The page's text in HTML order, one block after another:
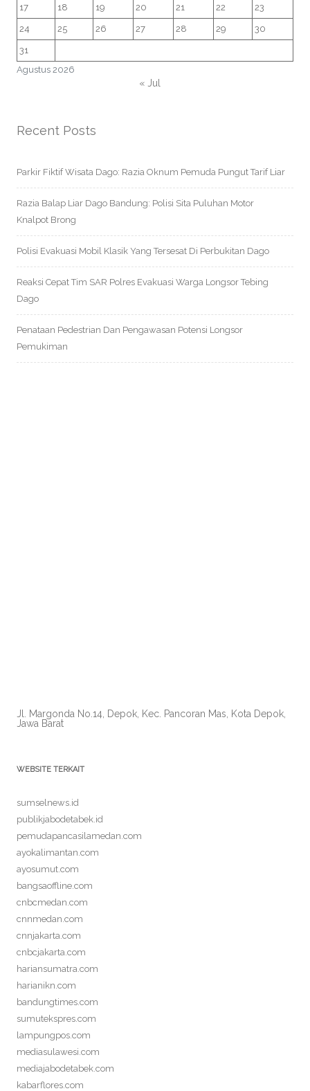
Agustus 2026
17 18 19 20 21 22 23
24 25 26 27 28 29 30
31
« Jul
Recent Posts
Parkir Fiktif Wisata Dago: Razia Oknum Pemuda Pungut Tarif Liar
Razia Balap Liar Dago Bandung: Polisi Sita Puluhan Motor
Knalpot Brong
Polisi Evakuasi Mobil Klasik Yang Tersesat Di Perbukitan Dago
Reaksi Cepat Tim SAR Polres Evakuasi Warga Longsor Tebing
Dago
Penataan Pedestrian Dan Pengawasan Potensi Longsor
Pemukiman
Jl. Margonda No.14, Depok, Kec. Pancoran Mas, Kota Depok,
Jawa Barat
WEBSITE TERKAIT
sumselnews.id
publikjabodetabek.id
pemudapancasilamedan.com
ayokalimantan.com
ayosumut.com
bangsaoffline.com
cnbcmedan.com
cnnmedan.com
cnnjakarta.com
cnbcjakarta.com
hariansumatra.com
harianikn.com
bandungtimes.com
sumutekspres.com
lampungpos.com
mediasulawesi.com
mediajabodetabek.com
kabarflores.com